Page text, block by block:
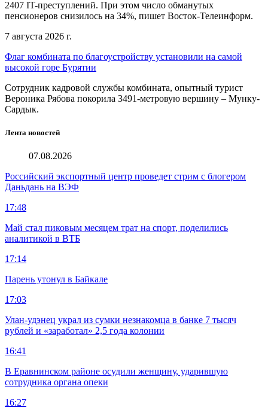
2407 IT-преступлений. При этом число обманутых
пенсионеров снизилось на 34%, пишет Восток-Телеинформ.
7 августа 2026 г.
Флаг комбината по благоустройству установили на самой
высокой горе Бурятии
Сотрудник кадровой службы комбината, опытный турист
Вероника Рябова покорила 3491-метровую вершину – Мунку-
Сардык.
Лента новостей
07.08.2026
Российский экспортный центр проведет стрим с блогером
Даньдань на ВЭФ
17:48
Май стал пиковым месяцем трат на спорт, поделились
аналитикой в ВТБ
17:14
Парень утонул в Байкале
17:03
Улан-удэнец украл из сумки незнакомца в банке 7 тысяч
рублей и «заработал» 2,5 года колонии
16:41
В Еравнинском районе осудили женщину, ударившую
сотрудника органа опеки
16:27